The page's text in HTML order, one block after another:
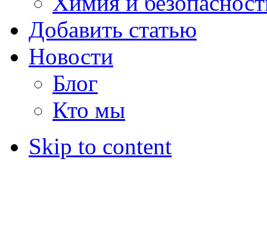
Добавить статью
Новости
Блог
Кто мы
Skip to content